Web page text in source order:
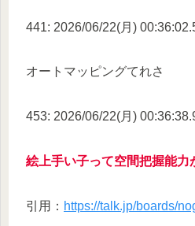
441: 2026/06/22(月)
オートマッピングてれさ
453: 2026/06/22(月)
絵上手い子って空間把握能力
引用： https://talk.jp/boards/